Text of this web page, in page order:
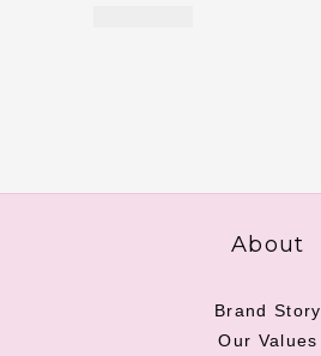
About
Brand Story
Our Values